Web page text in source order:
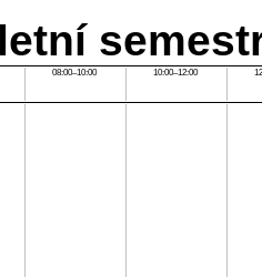
08:00–10:00 10:00–12:00